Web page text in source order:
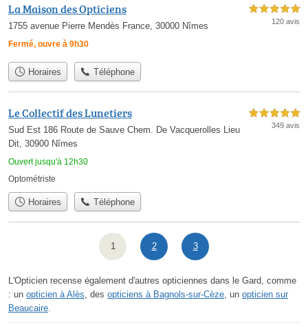
La Maison des Opticiens
1755 avenue Pierre Mendès France, 30000 Nîmes
Fermé, ouvre à 9h30
5,0 étoiles sur 5
120 avis
Horaires Téléphone
Le Collectif des Lunetiers
Sud Est 186 Route de Sauve Chem. De Vacquerolles Lieu
Dit, 30900 Nîmes
Ouvert jusqu'à 12h30
5,0 étoiles sur 5
349 avis
Optométriste
Horaires Téléphone
1 2 3
L'Opticien recense également d'autres opticiennes dans le Gard, comme
: un opticien à Alès, des opticiens à Bagnols-sur-Cèze, un opticien sur
Beaucaire.